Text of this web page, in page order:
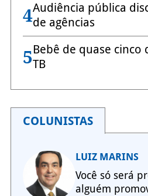
4Audiência pública
de agências
5Bebê de quase cinco
TB
COLUNISTAS
LUIZ MARINS
Você só será
alguém